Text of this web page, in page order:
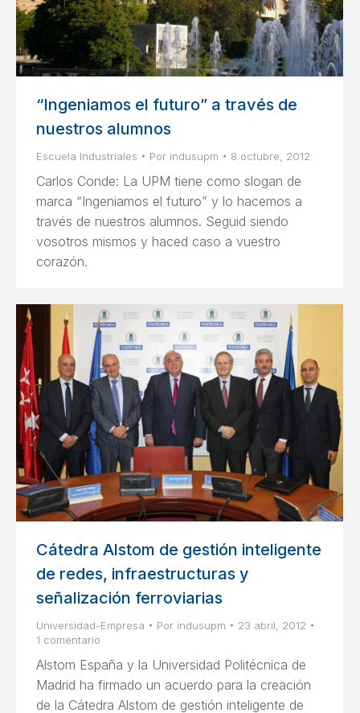
“Ingeniamos el futuro” a través de
nuestros alumnos
Escuela Industriales Por indusupm 8 octubre, 2012
Carlos Conde: La UPM tiene como slogan de
marca “Ingeniamos el futuro” y lo hacemos a
través de nuestros alumnos. Seguid siendo
vosotros mismos y haced caso a vuestro
corazón.
Cátedra Alstom de gestión inteligente
de redes, infraestructuras y
señalización ferroviarias
Universidad-Empresa Por indusupm
23 abril, 2012
1 comentario
Alstom España y la Universidad Politécnica de
Madrid ha firmado un acuerdo para la creación
de la Cátedra Alstom de gestión inteligente de